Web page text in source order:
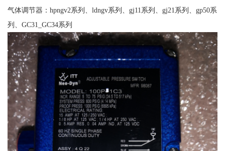
气体调节器：hpngv2系列、ldngv系列、gj11系列、gj21系列、gp50系
列、GC31_GC34系列